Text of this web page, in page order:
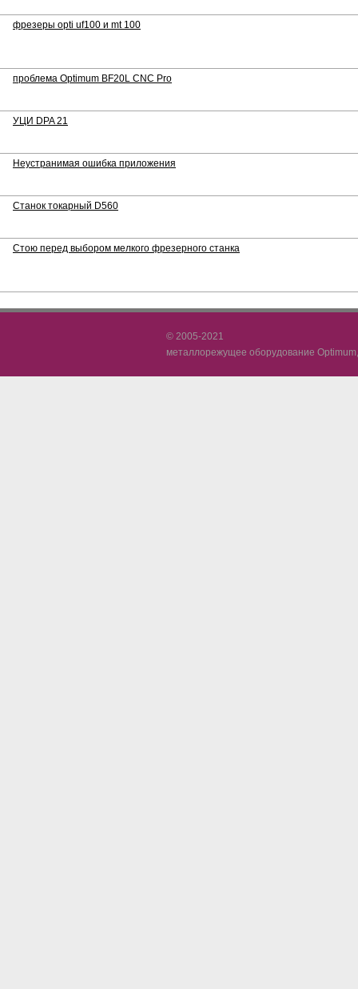
фрезеры opti uf100 и mt 100
проблема Optimum BF20L CNC Pro
УЦИ DPA 21
Неустранимая ошибка приложения
Станок токарный D560
Стою перед выбором мелкого фрезерного станка
© 2005-2021
металлорежущее оборудование